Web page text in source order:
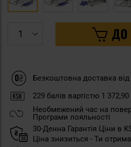
ДО
Безкоштовна доставка
229 балів вартістю 1 372,90
Необмежений час на
Програми лояльності
30-Денна Гарантія Ціни в
Ціна знизиться - Ти